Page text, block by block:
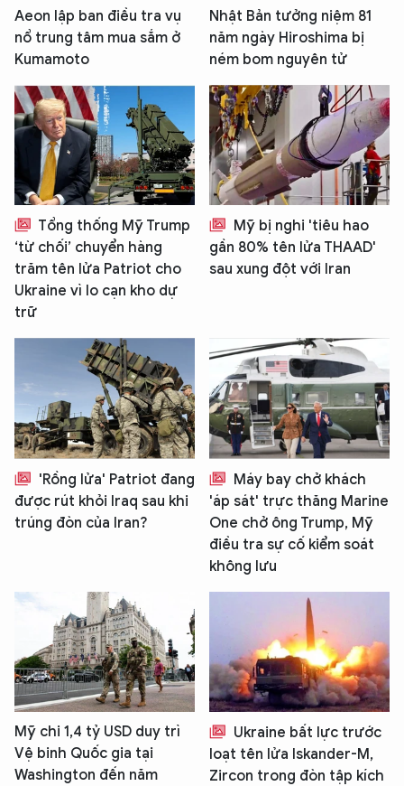
Aeon lập ban điều tra vụ
nổ trung tâm mua sắm ở
Kumamoto
Nhật Bản tưởng niệm 81
năm ngày Hiroshima bị
ném bom nguyên tử
Tổng thống Mỹ Trump
‘từ chối’ chuyển hàng
trăm tên lửa Patriot cho
Ukraine vì lo cạn kho dự
trữ
Mỹ bị nghi 'tiêu hao
gần 80% tên lửa THAAD'
sau xung đột với Iran
'Rồng lửa' Patriot đang
được rút khỏi Iraq sau khi
trúng đòn của Iran?
Máy bay chở khách
'áp sát' trực thăng Marine
One chở ông Trump, Mỹ
điều tra sự cố kiểm soát
không lưu
Mỹ chi 1,4 tỷ USD duy trì
Vệ binh Quốc gia tại
Washington đến năm
Ukraine bất lực trước
loạt tên lửa Iskander-M,
Zircon trong đòn tập kích